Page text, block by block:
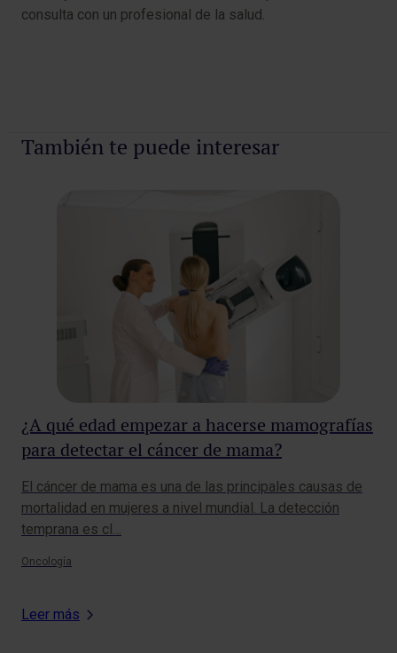
consulta con un profesional de la salud.
También te puede interesar
¿A qué edad empezar a hacerse mamografías
para detectar el cáncer de mama?
El cáncer de mama es una de las principales causas de
mortalidad en mujeres a nivel mundial. La detección
temprana es cl…
Oncología
Leer más